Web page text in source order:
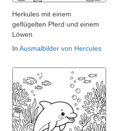
Herkules mit einem
geflügelten Pferd und einem
Löwen
In Ausmalbilder von Hercules